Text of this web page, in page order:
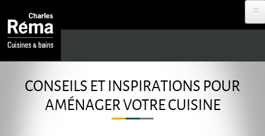
REVENDEUR
CONSEILS ET INSPIRATIONS POUR
AMÉNAGER VOTRE CUISINE